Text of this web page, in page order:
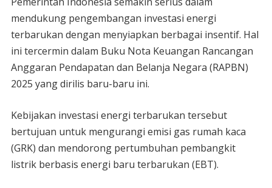
mendukung pengembangan investasi energi
terbarukan dengan menyiapkan berbagai insentif. Hal
ini tercermin dalam Buku Nota Keuangan Rancangan
Anggaran Pendapatan dan Belanja Negara (RAPBN)
2025 yang dirilis baru-baru ini.
Kebijakan investasi energi terbarukan tersebut
bertujuan untuk mengurangi emisi gas rumah kaca
(GRK) dan mendorong pertumbuhan pembangkit
listrik berbasis energi baru terbarukan (EBT).